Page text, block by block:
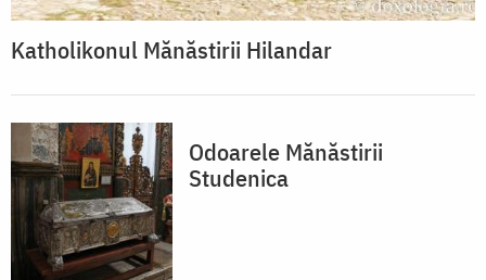
Katholikonul Mănăstirii Hilandar
Odoarele Mănăstirii
Studenica